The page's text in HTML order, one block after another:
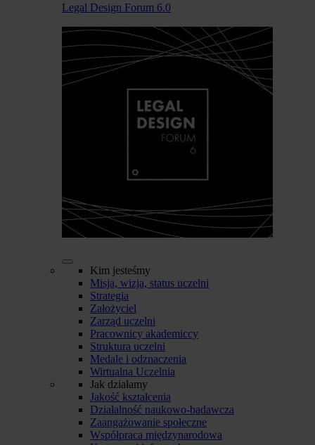
Legal Design Forum 6.0
Kim jesteśmy
Misja, wizja, status uczelni
Strategia
Założyciel
Zarząd uczelni
Pracownicy akademiccy
Struktura uczelni
Medale i odznaczenia
Wirtualna Uczelnia
Jak działamy
Jakość kształcenia
Działalność naukowo-badawcza
Zaangażowanie społeczne
Współpraca międzynarodowa